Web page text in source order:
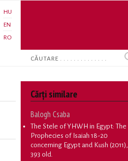
HU
EN
RO
Search
Cărţi similare
Balogh Csaba
The Stele of YHWH in Egypt: The
Prophecies of Isaiah 18-20
concerning Egypt and Kush (2011),
393 old.